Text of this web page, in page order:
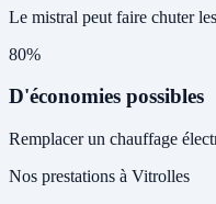
Le mistral peut faire chuter
80%
D'économies possibles
Remplacer un chauffage
Nos prestations à Vitrolles